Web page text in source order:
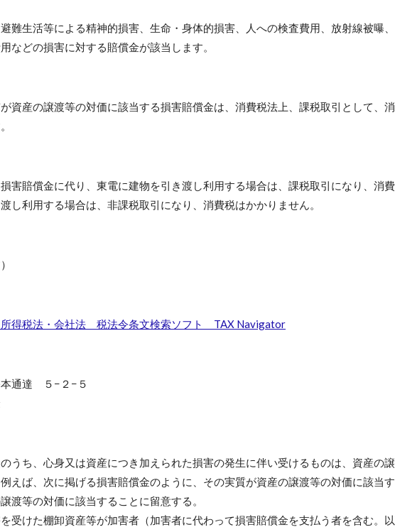
難生活等による精神的損害、生命・身体的損害、人への検査費用、放射線被曝、
などの損害に対する賠償金が該当します。
資産の譲渡等の対価に該当する損害賠償金は、消費税法上、課税取引として、
害賠償金に代り、東電に建物を引き渡し利用する場合は、課税取引になり、消費
し利用する場合は、非課税取引になり、消費税はかかりません。
所得税法・会社法 税法令条文検索ソフト TAX Navigator
本通達 ５−２−５
うち、心身又は資産につき加えられた損害の発生に伴い受けるものは、資産の
えば、次に掲げる損害賠償金のように、その実質が資産の譲渡等の対価に該当
渡等の対価に該当することに留意する。
を受けた棚卸資産等が加害者（加害者に代わって損害賠償金を支払う者を含む。